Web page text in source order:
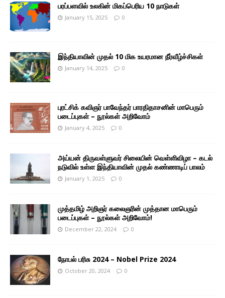
பரப்பளவில் உலகின் மிகப்பெரிய 10 நாடுகள்
January 15, 2025 0
இந்தியாவின் முதல் 10 மிக உயரமான நீர்வீழ்ச்சிகள்
January 14, 2025 0
புரட்சிக் கவிஞர் பாவேந்தர் பாரதிதாசனின் மாபெரும்
படைப்புகள் – நூல்கள் அறிவோம்
January 4, 2025 0
அய்யன் திருவள்ளுவர் சிலையின் வெள்ளிவிழா – கடல்
நடுவில் உள்ள இந்தியாவின் முதல் கண்ணாடிப் பாலம்
January 1, 2025 0
முத்தமிழ் அறிஞர் கலைஞரின் முத்தான மாபெரும்
படைப்புகள் – நூல்கள் அறிவோம்!
December 22, 2024 0
நோபல் பரிசு 2024 – Nobel Prize 2024
October 20, 2024 0